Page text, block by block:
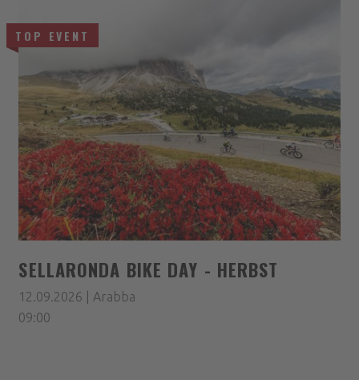
TOP EVENT
SELLARONDA BIKE DAY - HERBST
12.09.2026 | Arabba
09:00